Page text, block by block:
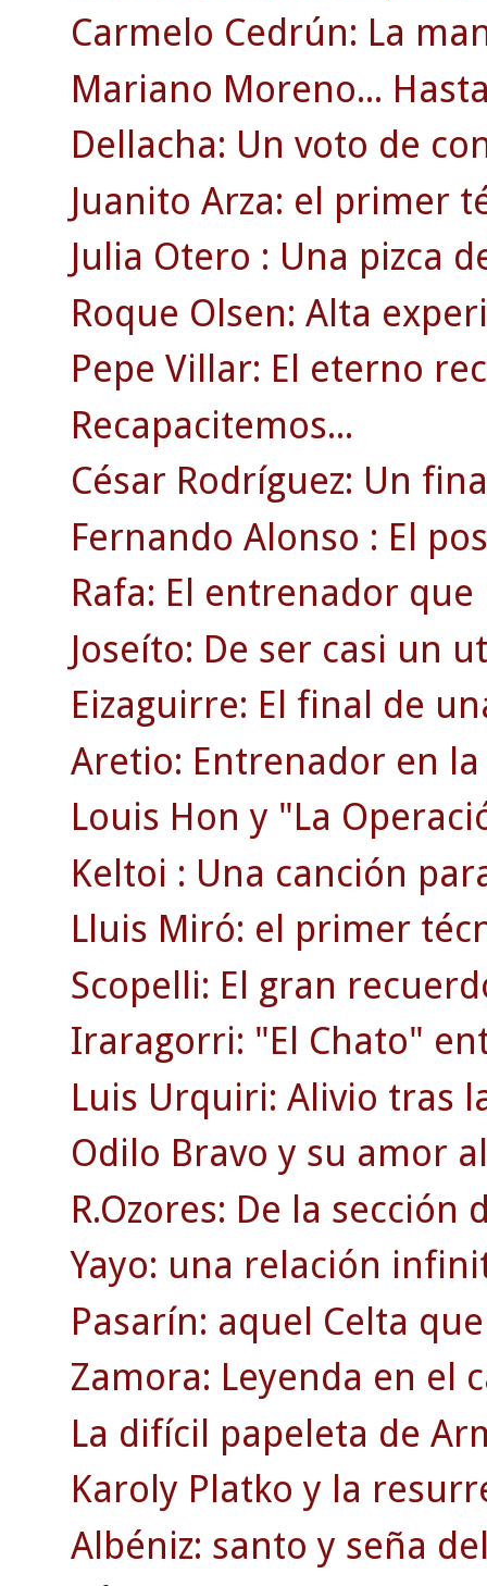
Carmelo Cedrún: La
Mariano Moreno...
Dellacha: Un voto de
Juanito Arza: el primer
Julia Otero : Una pizca
Roque Olsen: Alta
Pepe Villar: El eterno
Recapacitemos...
César Rodríguez: Un
Fernando Alonso : El
Rafa: El entrenador
Joseíto: De ser casi un
Eizaguirre: El final de
Aretio: Entrenador en
Louis Hon y "La
Keltoi : Una canción
Lluis Miró: el primer
Scopelli: El gran
Iraragorri: "El Chato"
Luis Urquiri: Alivio tras
Odilo Bravo y su amor
R.Ozores: De la
Yayo: una relación
Pasarín: aquel Celta
Zamora: Leyenda en el
La difícil papeleta de
Karoly Platko y la
Albéniz: santo y seña